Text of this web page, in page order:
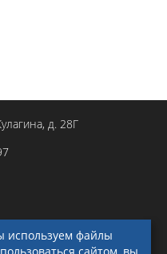
д. 28Г
используем файлы